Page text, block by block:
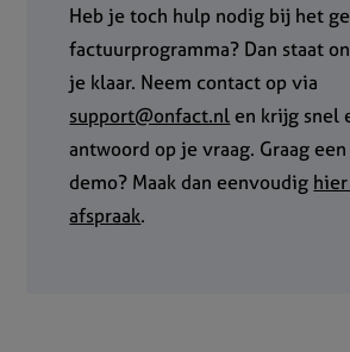
Heb je toch hulp nodig bij het
factuurprogramma? Dan staat
je klaar. Neem contact op via
support@onfact.nl en krijg snel
antwoord op je vraag. Graag
demo? Maak dan eenvoudig
afspraak.